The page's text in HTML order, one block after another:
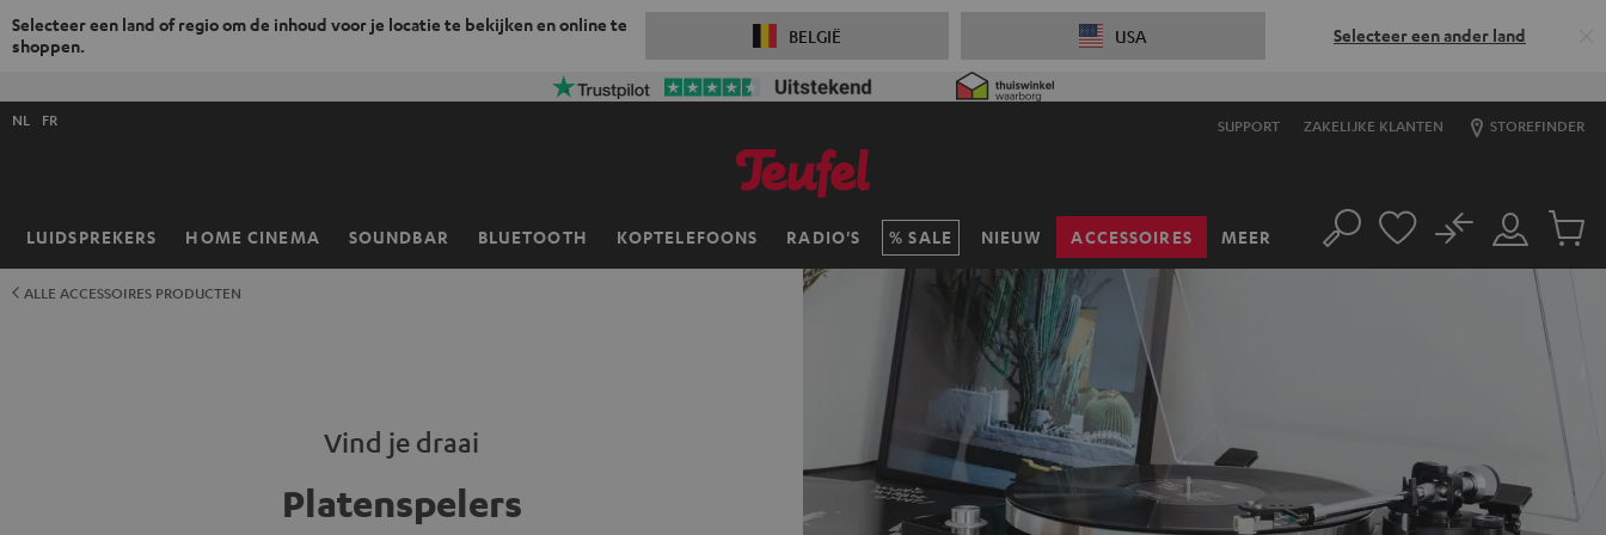
Selecteer een land of regio om de inhoud voor je locatie te bekijken en online te
shoppen.
BELGIË USA Selecteer een ander land
SUPPORT ZAKELIJKE KLANTEN STOREFINDER
LUIDSPREKERS HOME CINEMA SOUNDBAR BLUETOOTH KOPTELEFOONS RADIO'S SALE NIEUW ACCESSOIRES MEER
Selecteer
NL FR
Home Zoeken
Mijn
account
No
ALLE ACCESSOIRES PRODUCTEN
Vind je draai
Platenspelers